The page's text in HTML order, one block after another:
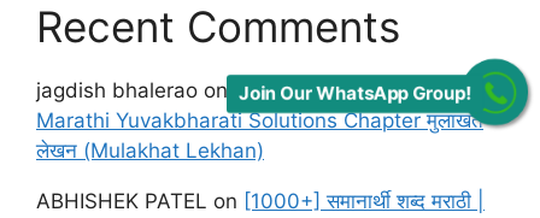
Recent Comments
jagdish bhalerao on Maharashtra Board class 12
Marathi Yuvakbharati Solutions Chapter मुलाखत
लेखन (Mulakhat Lekhan)
ABHISHEK PATEL on [1000+] समानार्थी शब्द मराठी |
Join Our WhatsApp Group!